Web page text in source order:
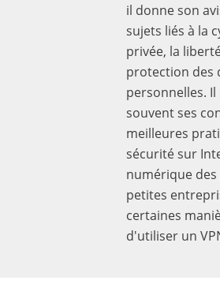
il donne son
sujets liés à la
privée, la
protection des
personnelles.
souvent ses
meilleures
sécurité sur
numérique
petites
certaines
d'utiliser un